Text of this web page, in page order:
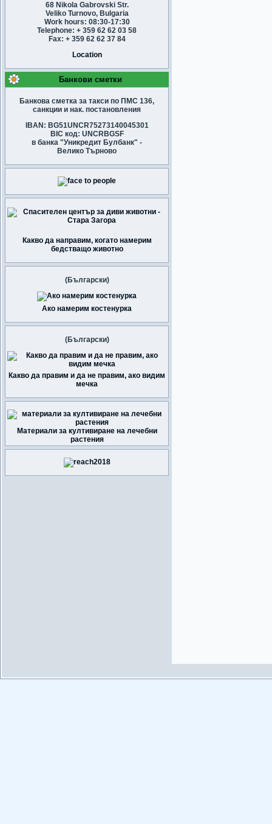
68 Nikola Gabrovski Str.
Veliko Turnovo, Bulgaria
Work hours: 08:30-17:30
Telephone: + 359 62 62 03 58
Fax: + 359 62 62 37 84
Location
Банкови сметки
Банкова сметка за такси по ПМС 136,
санкции и нак. постановления
IBAN: BG51UNCR75273140045301
BIC код: UNCRBGSF
в банка "Уникредит Булбанк" -
Велико Търново
Какво да направим, когато намерим
бедстващо животно
(Български)
Ако намерим костенурка
(Български)
Какво да правим и да не правим, ако видим
мечка
Материали за култивиране на лечебни
растения